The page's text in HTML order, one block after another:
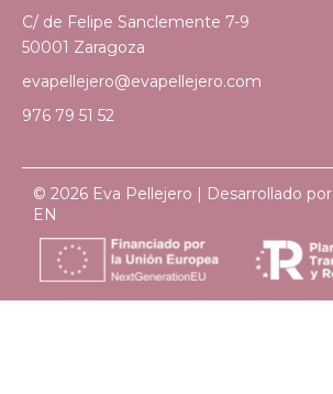
C/ de Felipe Sanclemente 7-9
50001 Zaragoza
evapellejero@evapellejero.com
976 79 51 52
© 2026 Eva Pellejero | Desarrollado por
EN